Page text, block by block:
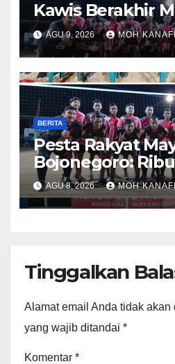
Kawis Berakhir
dan RT 05 Jadi
AGU 9, 2026 MOH
BERITA
​Pesta Rakyat
Bojonegoro:
Tumplek Blek
Voli, Kades 3
Setinggi Langit
AGU 8, 2026 MOH
Tinggalkan
Alamat email Anda tidak akan
yang wajib ditandai *
Komentar *